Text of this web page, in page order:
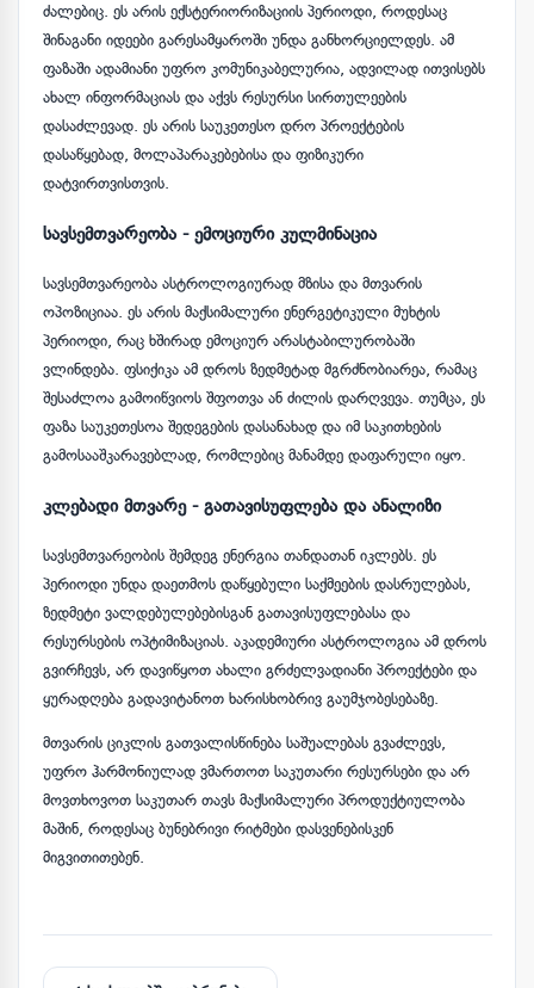
ძალებიც. ეს არის ექსტერიორიზაციის პერიოდი, როდესაც
შინაგანი იდეები გარესამყაროში უნდა განხორციელდეს. ამ
ფაზაში ადამიანი უფრო კომუნიკაბელურია, ადვილად ითვისებს
ახალ ინფორმაციას და აქვს რესურსი სირთულეების
დასაძლევად. ეს არის საუკეთესო დრო პროექტების
დასაწყებად, მოლაპარაკებებისა და ფიზიკური
დატვირთვისთვის.
სავსემთვარეობა - ემოციური კულმინაცია
სავსემთვარეობა ასტროლოგიურად მზისა და მთვარის
ოპოზიციაა. ეს არის მაქსიმალური ენერგეტიკული მუხტის
პერიოდი, რაც ხშირად ემოციურ არასტაბილურობაში
ვლინდება. ფსიქიკა ამ დროს ზედმეტად მგრძნობიარეა, რამაც
შესაძლოა გამოიწვიოს შფოთვა ან ძილის დარღვევა. თუმცა, ეს
ფაზა საუკეთესოა შედეგების დასანახად და იმ საკითხების
გამოსააშკარავებლად, რომლებიც მანამდე დაფარული იყო.
კლებადი მთვარე - გათავისუფლება და ანალიზი
სავსემთვარეობის შემდეგ ენერგია თანდათან იკლებს. ეს
პერიოდი უნდა დაეთმოს დაწყებული საქმეების დასრულებას,
ზედმეტი ვალდებულებებისგან გათავისუფლებასა და
რესურსების ოპტიმიზაციას. აკადემიური ასტროლოგია ამ დროს
გვირჩევს, არ დავიწყოთ ახალი გრძელვადიანი პროექტები და
ყურადღება გადავიტანოთ ხარისხობრივ გაუმჯობესებაზე.
მთვარის ციკლის გათვალისწინება საშუალებას გვაძლევს,
უფრო ჰარმონიულად ვმართოთ საკუთარი რესურსები და არ
მოვთხოვოთ საკუთარ თავს მაქსიმალური პროდუქტიულობა
მაშინ, როდესაც ბუნებრივი რიტმები დასვენებისკენ
მიგვითითებენ.